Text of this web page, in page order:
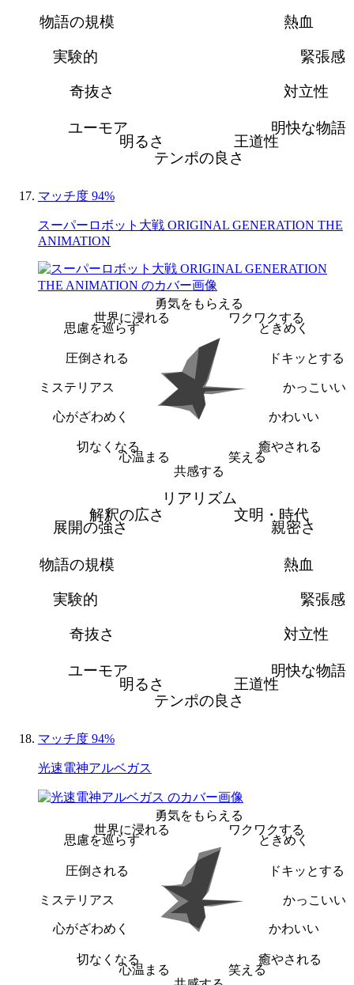
熱血
緊張感
対立性
明快な物語
王道性
テンポの良さ
明るさ
ユーモア
奇抜さ
実験的
物語の規模
マッチ度 94%
スーパーロボット大戦 ORIGINAL GENERATION THE
ANIMATION
勇気をもらえる
ワクワクする
ときめく
ドキッとする
かっこいい
かわいい
癒やされる
笑える
共感する
心温まる
切なくなる
心がざわめく
ミステリアス
圧倒される
思慮を巡らす
世界に浸れる
リアリズム
文明・時代
親密さ
熱血
緊張感
対立性
明快な物語
王道性
テンポの良さ
明るさ
ユーモア
奇抜さ
実験的
物語の規模
展開の強さ
解釈の広さ
マッチ度 94%
光速電神アルベガス
勇気をもらえる
ワクワクする
ときめく
ドキッとする
かっこいい
かわいい
癒やされる
笑える
心温まる
切なくなる
心がざわめく
ミステリアス
圧倒される
思慮を巡らす
世界に浸れる